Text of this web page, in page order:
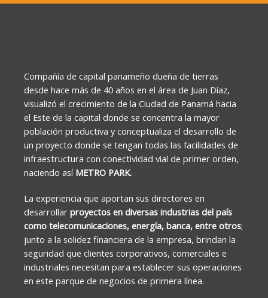
Compañía de capital panameño dueña de tierras
desde hace más de 40 años en el área de Juan Díaz,
visualizó el crecimiento de la Ciudad de Panamá hacia
el Este de la capital donde se concentra la mayor
población productiva y conceptualiza el desarrollo de
un proyecto donde se tengan todas las facilidades de
infraestructura con conectividad vial de primer orden,
naciendo así METRO PARK.
La experiencia que aportan sus directores en
desarrollar proyectos en diversas industrias del país
como telecomunicaciones, energía, banca, entre otros;
junto a la solidez financiera de la empresa, brindan la
seguridad que clientes corporativos, comerciales e
industriales necesitan para establecer sus operaciones
en este parque de negocios de primera línea.